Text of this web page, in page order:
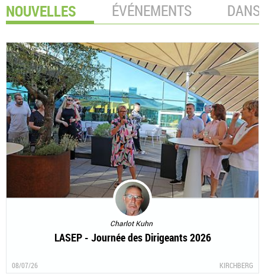
NOUVELLES ÉVÉNEMENTS DANS
Charlot Kuhn
LASEP - Journée des Dirigeants 2026
08/07/26 KIRCHBERG